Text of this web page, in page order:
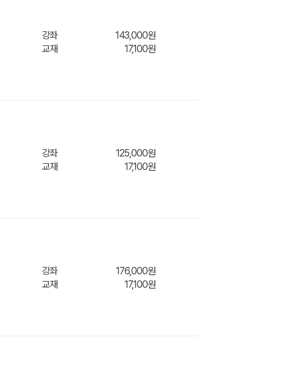
강좌
143,000원
교재
17,100원
강좌
125,000원
교재
17,100원
강좌
176,000원
교재
17,100원